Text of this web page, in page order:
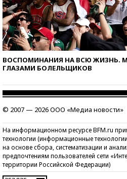
ВОСПОМИНАНИЯ НА ВСЮ ЖИЗНЬ.
ГЛАЗАМИ БОЛЕЛЬЩИКОВ
© 2007 — 2026 ООО «Медиа новости»
На информационном ресурсе BFM.ru
технологии (информационные
на основе сбора, систематизации и
предпочтениям пользователей сети
территории Российской Федерации)